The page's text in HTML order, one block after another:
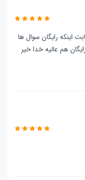
اینکه رایگان سوال ها
هم عالیه خدا خیر